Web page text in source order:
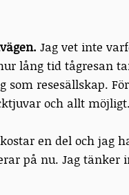
Jag vet inte
lång tid tågresan
resesällskap.
och allt
en del och jag
på nu. Jag tänker